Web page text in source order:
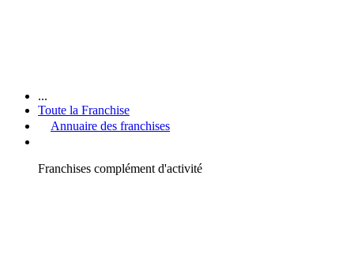
...
Toute la Franchise
Annuaire des franchises
Franchises complément d'activité